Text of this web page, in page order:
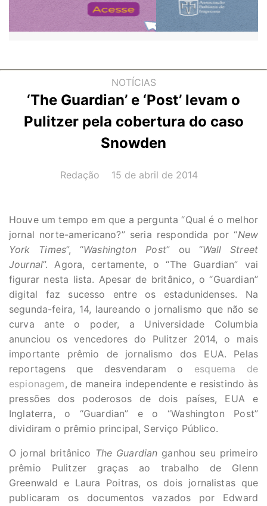
NOTÍCIAS
‘The Guardian’ e ‘Post’ levam o
Pulitzer pela cobertura do caso
Snowden
AUTOR(A):
Redação DATA:
15 de abril de 2014
Houve um tempo em que a pergunta “Qual é o melhor
jornal norte-americano?” seria respondida por “New
York Times”, “Washington Post” ou “Wall Street
Journal”. Agora, certamente, o “The Guardian” vai
figurar nesta lista. Apesar de britânico, o “Guardian”
digital faz sucesso entre os estadunidenses. Na
segunda-feira, 14, laureando o jornalismo que não se
curva ante o poder, a Universidade Columbia
anunciou os vencedores do Pulitzer 2014, o mais
importante prêmio de jornalismo dos EUA. Pelas
reportagens que desvendaram o esquema de
espionagem, de maneira independente e resistindo às
pressões dos poderosos de dois países, EUA e
Inglaterra, o “Guardian” e o “Washington Post”
dividiram o prêmio principal, Serviço Público.
O jornal britânico The Guardian ganhou seu primeiro
prêmio Pulitzer graças ao trabalho de Glenn
Greenwald e Laura Poitras, os dois jornalistas que
publicaram os documentos vazados por Edward